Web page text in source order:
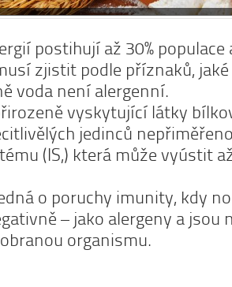
postihují až 30%
zjistit podle příznaků,
voda není alergenní.
vyskytující látky
jedinců
(IS,) která může vyústit
o poruchy imunity, kdy
– jako alergeny a jsou
organismu.